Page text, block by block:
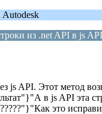
из .net API в js API
js API. Этот метод
в js API эта
это